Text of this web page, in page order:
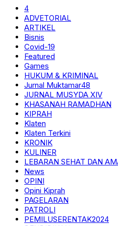
4
ADVETORIAL
ARTIKEL
Bisnis
Covid-19
Featured
Games
HUKUM & KRIMINAL
Jurnal Muktamar48
JURNAL MUSYDA XIV
KHASANAH RAMADHAN
KIPRAH
Klaten
Klaten Terkini
KRONIK
KULINER
LEBARAN SEHAT DAN
News
OPINI
Opini Kiprah
PAGELARAN
PATROLI
PEMILUSERENTAK2024